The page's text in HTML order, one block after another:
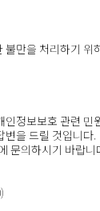
만을 처리하기
정보보호 관련
을 드릴 것입니다.
문의하시기 바랍니